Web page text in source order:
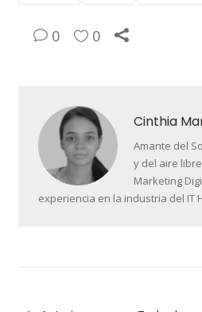
0 0
Cinthia
Amante del
y del aire
Marketing
experiencia en la industria del IT